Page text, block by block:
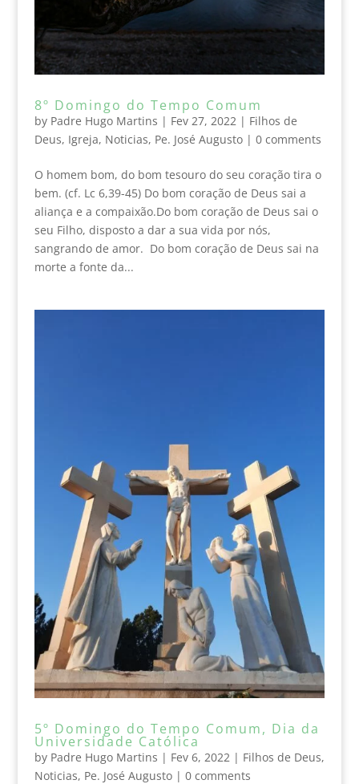
8º Domingo do Tempo Comum
by Padre Hugo Martins | Fev 27, 2022 | Filhos de
Deus, Igreja, Noticias, Pe. José Augusto| 0 comments
O homem bom, do bom tesouro do seu coração tira o
bem. (cf. Lc 6,39-45) Do bom coração de Deus sai a
aliança e a compaixão.Do bom coração de Deus sai o
seu Filho, disposto a dar a sua vida por nós,
sangrando de amor. Do bom coração de Deus sai na
morte a fonte da...
5º Domingo do Tempo Comum, Dia da
Universidade Católica
by Padre Hugo Martins | Fev 6, 2022 | Filhos de Deus,
Noticias, Pe. José Augusto| 0 comments